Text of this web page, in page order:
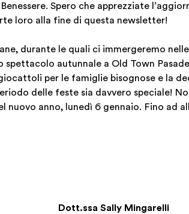
Spero che apprezziate
loro alla fine di questa newsletter!
durante le quali ci immergeremo
autunnale a Old Town
per le famiglie bisognose e la
delle feste sia davvero speciale!
anno, lunedì 6 gennaio. Fino ad
Dott.ssa Sally Mingarelli